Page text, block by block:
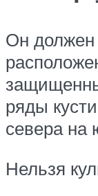
Он
ряды
севера на
Нельзя